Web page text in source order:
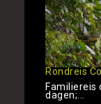
Rondreis
Familiereis
dagen;...